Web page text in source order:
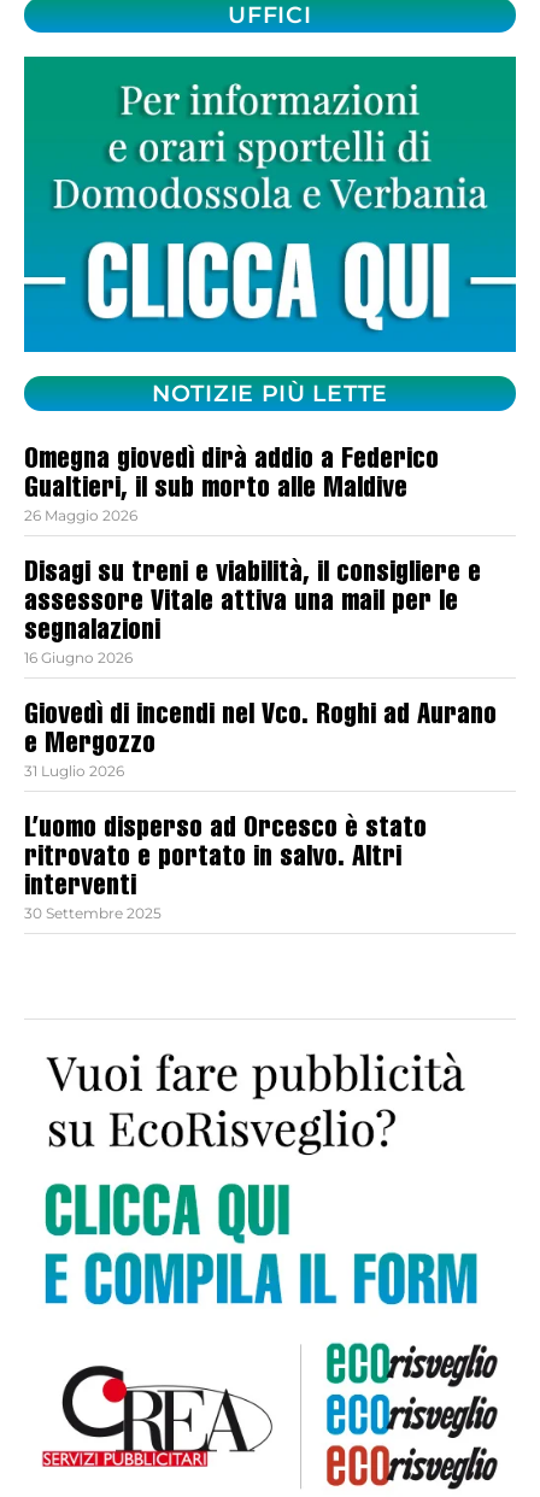
UFFICI
NOTIZIE PIÙ LETTE
Omegna giovedì dirà addio a Federico
Gualtieri, il sub morto alle Maldive
26 Maggio 2026
Disagi su treni e viabilità, il consigliere e
assessore Vitale attiva una mail per le
segnalazioni
16 Giugno 2026
Giovedì di incendi nel Vco. Roghi ad Aurano
e Mergozzo
31 Luglio 2026
L’uomo disperso ad Orcesco è stato
ritrovato e portato in salvo. Altri
interventi
30 Settembre 2025